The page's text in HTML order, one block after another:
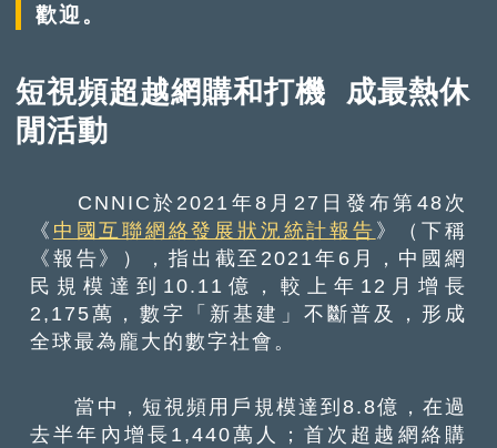
歡迎。
短視頻超越網購和打機 成最熱休
閒活動
CNNIC於2021年8月27日發布第48次
《 中國互聯網絡發展狀況統計報告》（下稱
《報告》），指出截至2021年6月，中國網
民規模達到10.11億，較上年12月增長
2,175萬，數字「新基建」不斷普及，形成
全球最為龐大的數字社會。
當中，短視頻用戶規模達到8.8億，在過
去半年內增長1,440萬人；首次超越網絡購